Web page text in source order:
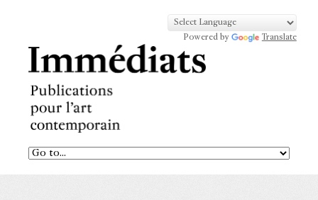
Powered by Translate